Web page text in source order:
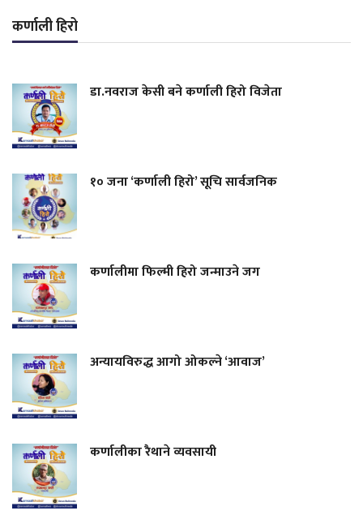
कर्णाली हिरो
डा.नवराज केसी बने कर्णाली हिरो विजेता
१० जना ‘कर्णाली हिरो’ सूचि सार्वजनिक
कर्णालीमा फिल्मी हिरो जन्माउने जग
अन्यायविरुद्ध आगो ओकल्ने ‘आवाज’
कर्णालीका रैथाने व्यवसायी